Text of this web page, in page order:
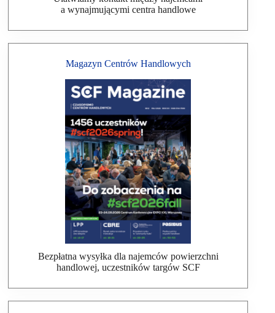
a wynajmującymi centra handlowe
Magazyn Centrów Handlowych
Bezpłatna wysyłka dla najemców powierzchni
handlowej, uczestników targów SCF